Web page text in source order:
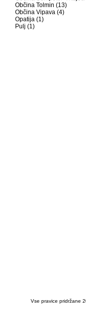
Občina Tolmin (13)
Občina Vipava (4)
Opatija (1)
Pulj (1)
Vse pravice pridržane